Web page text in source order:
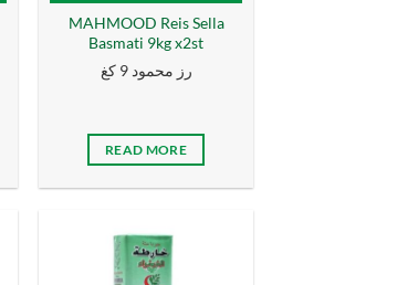
MAHMOOD Reis Sella
Basmati 9kg x2st
رز محمود 9 كغ
READ MORE